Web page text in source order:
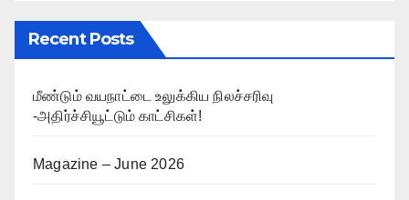
Recent Posts
மீண்டும் வயநாட்டை உலுக்கிய நிலச்சரிவு
-அதிர்ச்சியூட்டும் காட்சிகள்!
Magazine – June 2026